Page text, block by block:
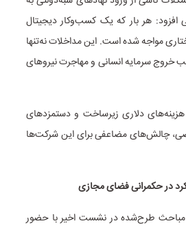
هر بار که یک کسب‌وکار دیجیتال
مواجه شده است. این مداخلات نه‌تنها
خروج سرمایه انسانی و مهاجرت نیروهای
دلاری زیرساخت و دستمزدهای
چالش‌های مضاعفی برای این شرکت‌ها
در حکمرانی فضای مجازی
مباحث طرح‌شده در نشست اخیر با حضور